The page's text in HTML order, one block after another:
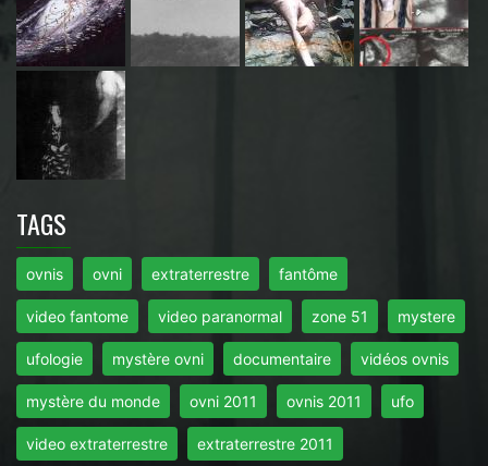
TAGS
ovnis ovni extraterrestre fantôme
video fantome video paranormal zone 51 mystere
ufologie mystère ovni documentaire vidéos ovnis
mystère du monde ovni 2011 ovnis 2011 ufo
video extraterrestre extraterrestre 2011